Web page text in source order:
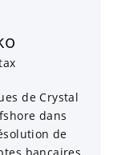
de Crystal
dans
de